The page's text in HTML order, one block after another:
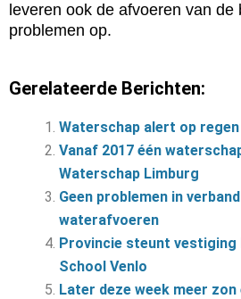
leveren ook de afvoeren van de
problemen op.
Gerelateerde Berichten:
Waterschap alert op regen
Vanaf 2017 één
Waterschap Limburg
Geen problemen in
waterafvoeren
Provincie steunt
School Venlo
Later deze week meer zon